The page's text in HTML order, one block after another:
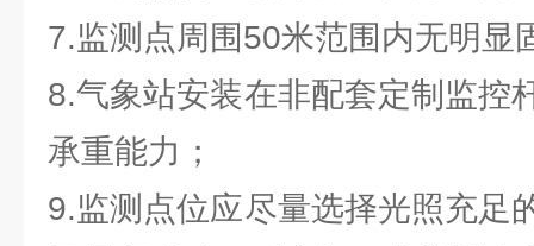
7.监测点周围50米范围内无明显
8.气象站安装在非配套定制监控
承重能力；
9.监测点位应尽量选择光照充足